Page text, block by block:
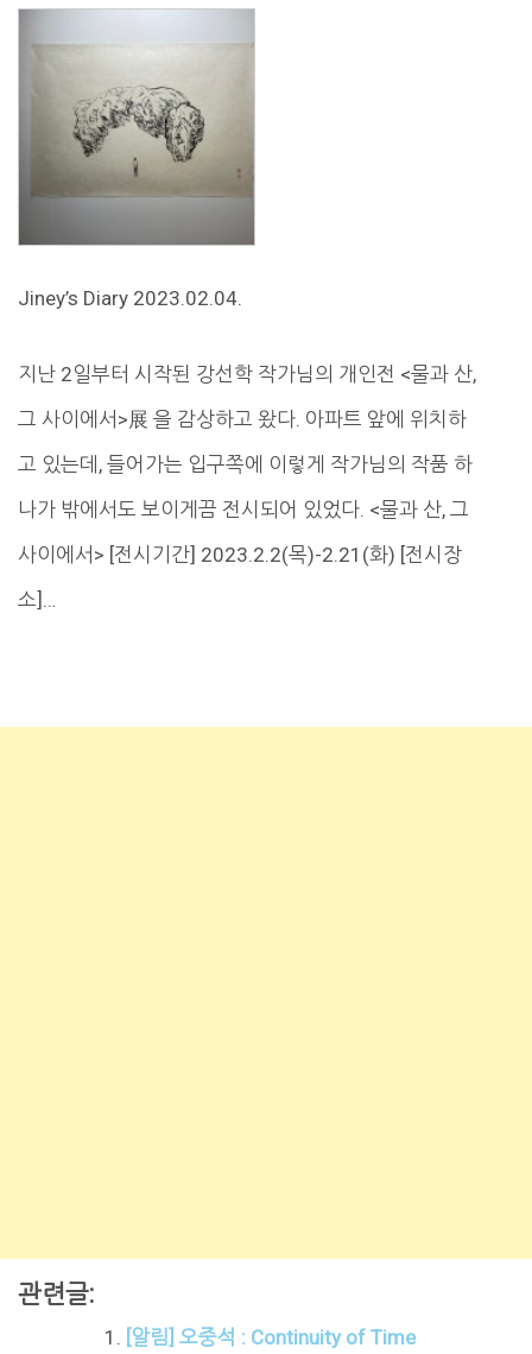
Jiney’s Diary 2023.02.04.
지난 2일부터 시작된 강선학 작가님의 개인전 <물과 산,
그 사이에서>展 을 감상하고 왔다. 아파트 앞에 위치하
고 있는데, 들어가는 입구쪽에 이렇게 작가님의 작품 하
나가 밖에서도 보이게끔 전시되어 있었다. <물과 산, 그
사이에서> [전시기간] 2023.2.2(목)-2.21(화) [전시장
소]…
관련글:
[알림] 오중석 : Continuity of Time